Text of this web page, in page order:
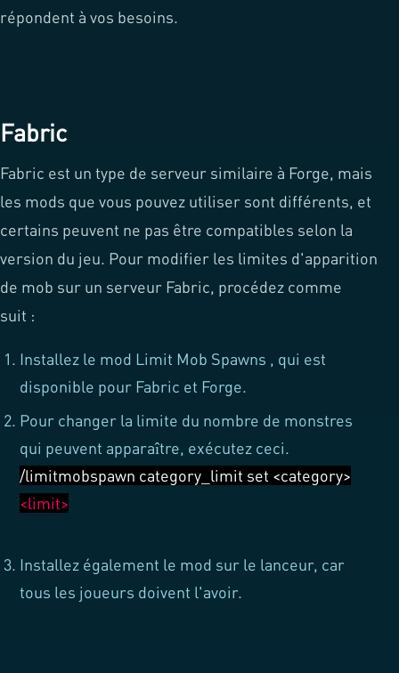
répondent à vos besoins.
Fabric
Fabric est un type de serveur similaire à Forge, mais
les mods que vous pouvez utiliser sont différents, et
certains peuvent ne pas être compatibles selon la
version du jeu. Pour modifier les limites d'apparition
de mob sur un serveur Fabric, procédez comme
suit :
Installez le mod Limit Mob Spawns , qui est
disponible pour Fabric et Forge.
Pour changer la limite du nombre de monstres
qui peuvent apparaître, exécutez ceci.
/limitmobspawn category_limit set <category>
<limit>
Installez également le mod sur le lanceur, car
tous les joueurs doivent l'avoir.